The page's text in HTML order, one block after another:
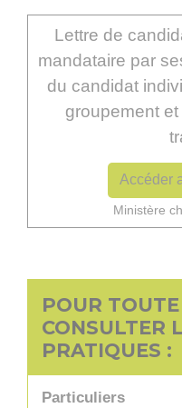
Lettre de
mandataire par
du candidat
groupement
Accéder
Ministère
POUR
CONSULTER
PRATIQUES :
Particuliers